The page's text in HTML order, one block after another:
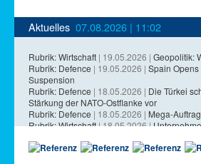
Aktuelles 07.08.2026 | 11:02
Rubrik: Wirtschaft | 19.05.2026 | Geopolitik:
Rubrik: Defence | 19.05.2026 | Spain Opens
Suspension
Rubrik: Defence | 18.05.2026 | Die Türkei
Stärkung der NATO-Ostflanke vor
Rubrik: Defence | 18.05.2026 | Mega-
Rubrik: Wirtschaft| 18.05.2026 |